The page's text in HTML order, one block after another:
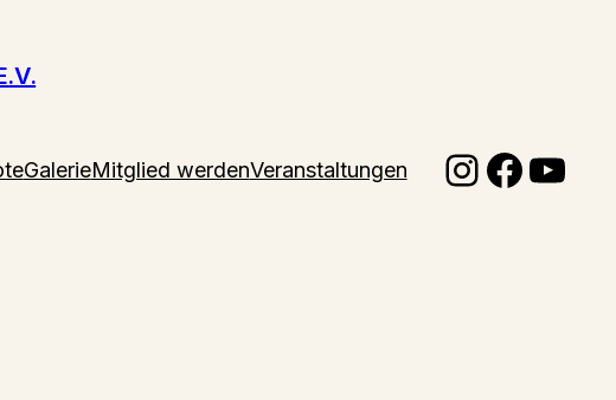
GalerieMitglied werdenVeranstaltungen